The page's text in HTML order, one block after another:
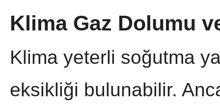
Klima Gaz Dolumu
Klima yeterli soğutma
eksikliği bulunabilir.